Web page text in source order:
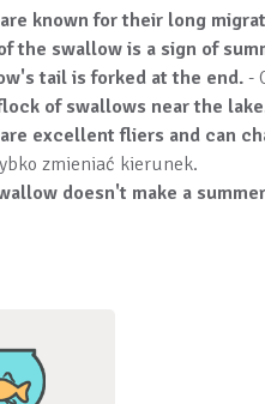
known for their long
the swallow is a sign of
tail is forked at the end.-
of swallows near the
excellent fliers and can
zmieniać kierunek.
doesn't make a